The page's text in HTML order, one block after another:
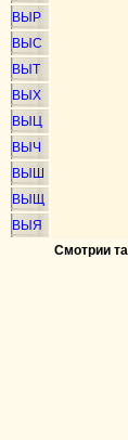
ВЫР
ВЫС
ВЫТ
ВЫХ
ВЫЦ
ВЫЧ
ВЫШ
ВЫЩ
ВЫЯ
Смотрии